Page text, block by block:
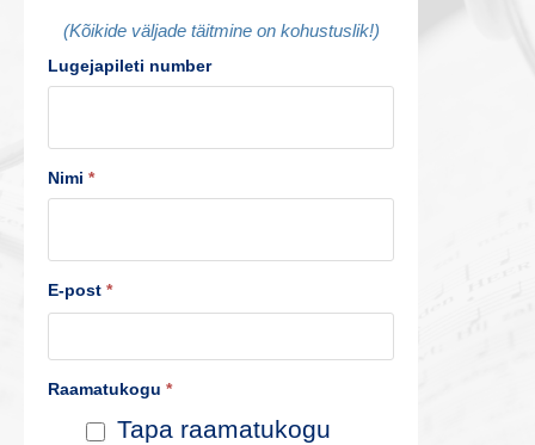
n
t
s
t
e
(Kõikide väljade täitmine on kohustuslik!)
Lugejapileti number
Nimi *
E-post *
Raamatukogu *
Tapa raamatukogu